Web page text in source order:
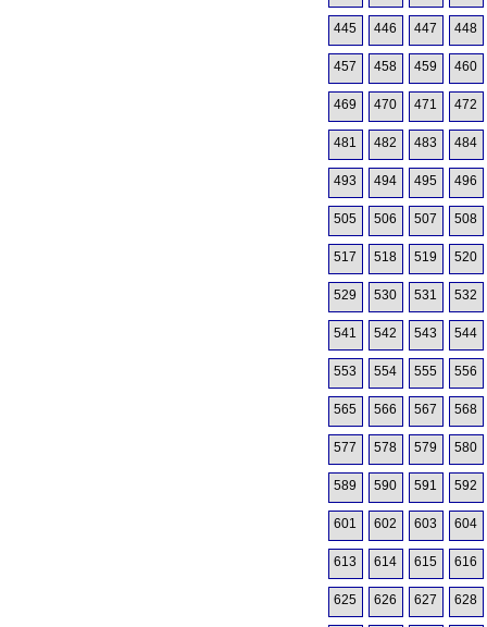
445 446 447 448
457 458 459 460
469 470 471 472
481 482 483 484
493 494 495 496
505 506 507 508
517 518 519 520
529 530 531 532
541 542 543 544
553 554 555 556
565 566 567 568
577 578 579 580
589 590 591 592
601 602 603 604
613 614 615 616
625 626 627 628